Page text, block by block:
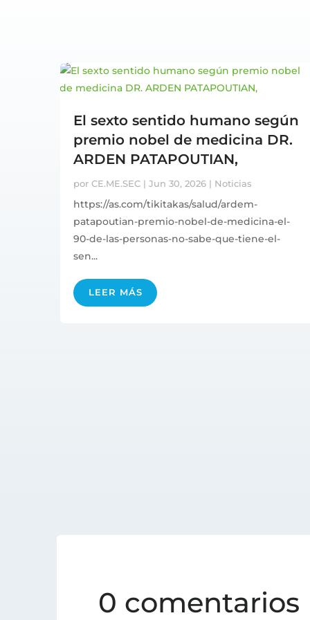
El sexto sentido humano según
premio nobel de medicina DR.
ARDEN PATAPOUTIAN,
porCE.ME.SEC |Jun 30, 2026 | Noticias
https://as.com/tikitakas/salud/ardem-
patapoutian-premio-nobel-de-medicina-el-
90-de-las-personas-no-sabe-que-tiene-el-
sen...
LEER MÁS
0 comentarios